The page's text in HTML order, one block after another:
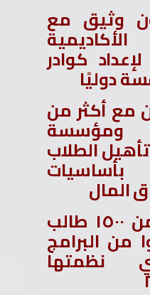
وثيق مع
كوادر
دوليًا
مع أكثر من
الطلاب
المال
البورصة : أكثر من ١٥٠٠ طالب
من البرامج
نظمتها